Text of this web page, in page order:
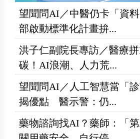
望聞問AI／中醫仍卡「資
部啟動標準化計畫拚...
洪子仁副院長專訪／醫療
碳！AI浪潮、人力荒...
望聞問AI／人工智慧當「
揭優點 醫示警：仍...
藥物諮詢找AI？藥師：「